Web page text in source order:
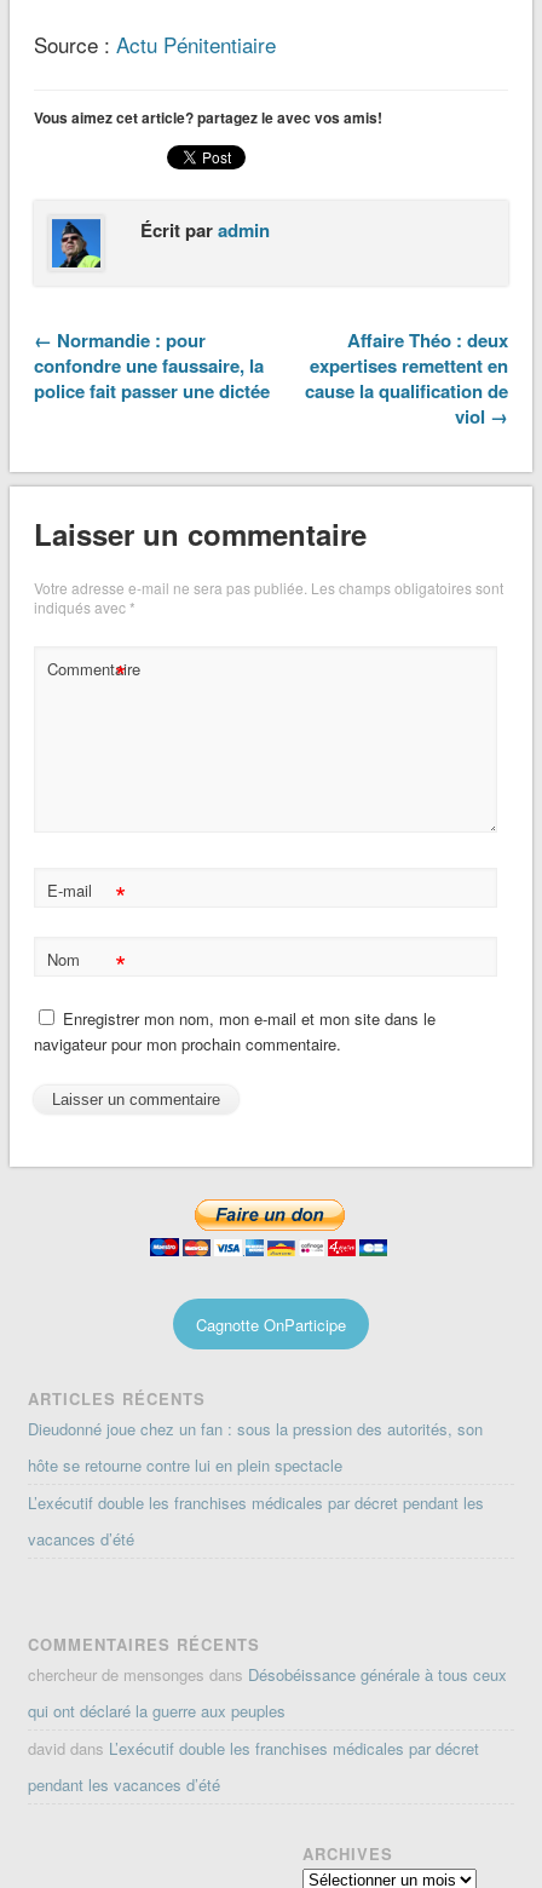
Source : Actu Pénitentiaire
Vous aimez cet article? partagez le avec vos amis!
Écrit paradmin
← Normandie : pour
confondre une faussaire, la
police fait passer une dictée
Affaire Théo : deux
expertises remettent en
cause la qualification de
viol →
Laisser un commentaire
Votre adresse e-mail ne sera pas publiée. Les champs obligatoires sont
indiqués avec*
Commentaire
*
E-mail *
Nom *
Enregistrer mon nom, mon e-mail et mon site dans le
navigateur pour mon prochain commentaire.
Cagnotte OnParticipe
ARTICLES RÉCENTS
Dieudonné joue chez un fan : sous la pression des autorités, son
hôte se retourne contre lui en plein spectacle
L’exécutif double les franchises médicales par décret pendant les
vacances d’été
COMMENTAIRES RÉCENTS
chercheur de mensonges dans Désobéissance générale à tous ceux
qui ont déclaré la guerre aux peuples
david dans L’exécutif double les franchises médicales par décret
pendant les vacances d’été
ARCHIVES
Archives